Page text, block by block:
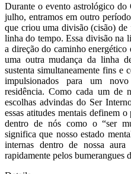
Durante o evento astrológico
julho, entramos em outro
que criou uma divisão (cisão)
linha do tempo. Essa divisão na
a direção do caminho
uma outra mudança da linha
sustenta simultaneamente fins e
impulsionados para um
residência. Como cada um de
escolhas advindas do Ser
essas atitudes mentais definem
dentro de nós como o “ser
significa que nosso estado
internas dentro de nossa aura
rapidamente pelos bumerangues